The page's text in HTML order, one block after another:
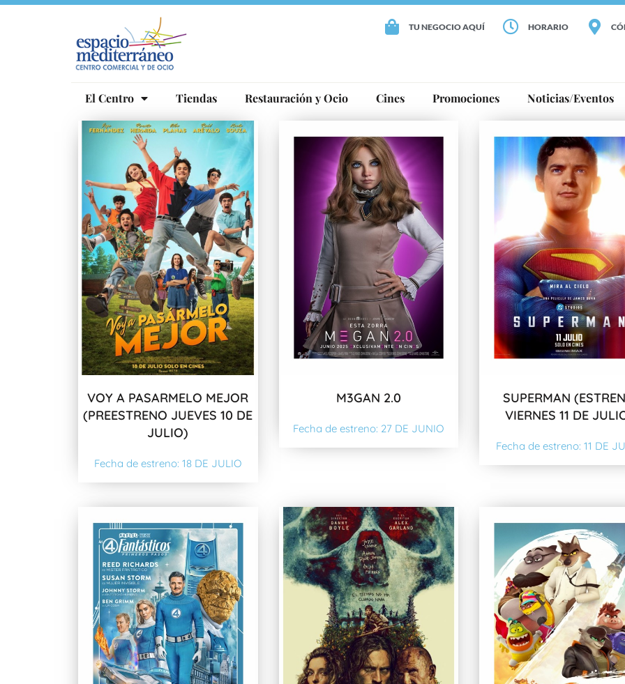
Ir
TU NEGOCIO AQUÍ HORARIO
El Centro Tiendas Restauración y Ocio Cines Promociones Noticias/Eventos
VOY A PASARMELO MEJOR
(PREESTRENO JUEVES 10 DE
JULIO)
Fecha de estreno: 18 DE JULIO
M3GAN 2.0
Fecha de estreno: 27 DE JUNIO
SUPERMAN
VIERNES 11 DE
Fecha de estreno: 11 DE